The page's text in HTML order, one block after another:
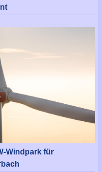
Windpark für